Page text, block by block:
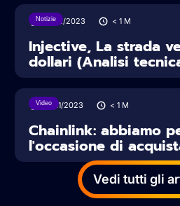
Notizie
12/12/2023 < 1 M
Injective, La strada
dollari (Analisi
Video21/11/2023 < 1 M
Chainlink: abbiamo
l'occasione di
Vedi tutti gli